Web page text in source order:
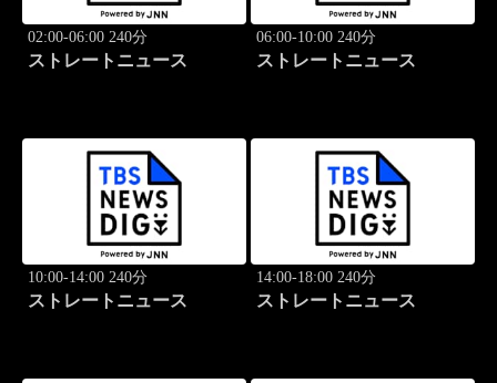
02:00-06:00 240分
ストレートニュース
06:00-10:00 240分
ストレートニュース
10:00-14:00 240分
ストレートニュース
14:00-18:00 240分
ストレートニュース